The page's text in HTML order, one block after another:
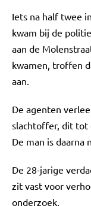
Iets na half twee
kwam bij de
aan de
kwamen, troffen
aan.
De agenten
slachtoffer, dit tot
De man is daarna
De 28-jarige
zit vast voor
onderzoek.